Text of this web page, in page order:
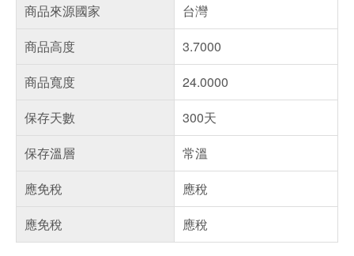
商品來源國家
台灣
商品高度
3.7000
商品寬度
24.0000
保存天數
300天
保存溫層
常溫
應免稅
應稅
應免稅
應稅